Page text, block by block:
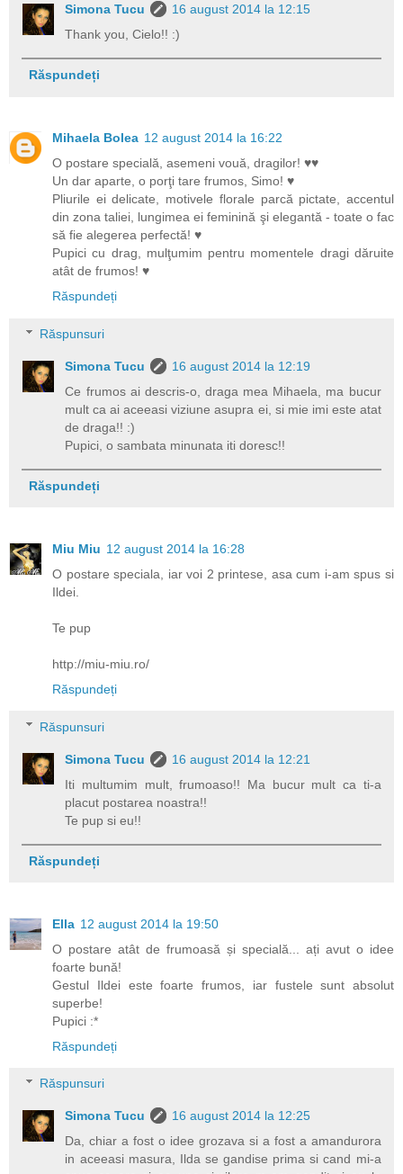
Simona Tucu
16 august 2014 la 12:15
Thank you, Cielo!! :)
Răspundeți
Mihaela Bolea 12 august 2014 la 16:22
O postare specială, asemeni vouă, dragilor! ♥♥
Un dar aparte, o porţi tare frumos, Simo! ♥
Pliurile ei delicate, motivele florale parcă pictate, accentul
din zona taliei, lungimea ei feminină şi elegantă - toate o fac
să fie alegerea perfectă! ♥
Pupici cu drag, mulţumim pentru momentele dragi dăruite
atât de frumos! ♥
Răspundeți
Răspunsuri
Simona Tucu
16 august 2014 la 12:19
Ce frumos ai descris-o, draga mea Mihaela, ma bucur
mult ca ai aceeasi viziune asupra ei, si mie imi este atat
de draga!! :)
Pupici, o sambata minunata iti doresc!!
Răspundeți
Miu Miu 12 august 2014 la 16:28
O postare speciala, iar voi 2 printese, asa cum i-am spus si
Ildei.
Te pup
http://miu-miu.ro/
Răspundeți
Răspunsuri
Simona Tucu
16 august 2014 la 12:21
Iti multumim mult, frumoaso!! Ma bucur mult ca ti-a
placut postarea noastra!!
Te pup si eu!!
Răspundeți
Ella 12 august 2014 la 19:50
O postare atât de frumoasă și specială... ați avut o idee
foarte bună!
Gestul Ildei este foarte frumos, iar fustele sunt absolut
superbe!
Pupici :*
Răspundeți
Răspunsuri
Simona Tucu
16 august 2014 la 12:25
Da, chiar a fost o idee grozava si a fost a amandurora
in aceeasi masura, Ilda se gandise prima si cand mi-a